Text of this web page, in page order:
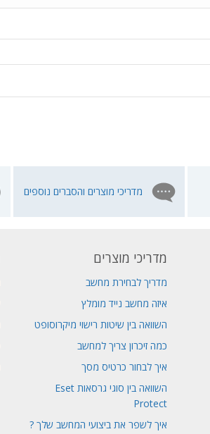
מדריכי מוצרים והסברים נוספים
מדריכי מוצרים
מדריך לבחירת מחשב
איזה מחשב נייד מומלץ
השוואה בין שיטות רישוי מיקרוסופט
כמה זיכרון צריך למחשב
איך לבחור כרטיס מסך
השוואה בין סוגי גרסאות Eset
Protect
איך לשפר את ביצועי המחשב שלך ?